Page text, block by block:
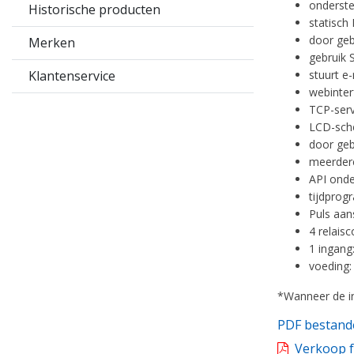
Historische producten
Merken
Klantenservice
statisch
door
gebruik
stuurt
TCP-
LCD-
door
API
Puls
4
1
*Wanneer de
PDF
Verkoop